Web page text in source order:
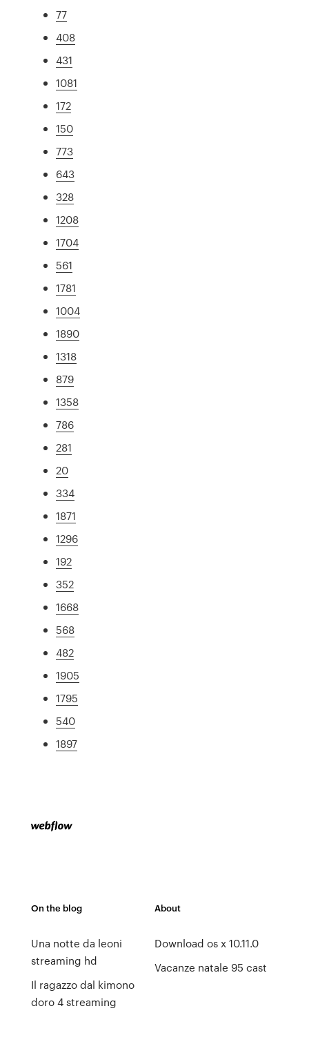
77
408
431
1081
172
150
773
643
328
1208
1704
561
1781
1004
1890
1318
879
1358
786
281
20
334
1871
1296
192
352
1668
568
482
1905
1795
540
1897
On the blog
Una notte da leoni
streaming hd
Il ragazzo dal kimono
doro 4 streaming
About
Download os x 10.11.0
Vacanze natale 95 cast